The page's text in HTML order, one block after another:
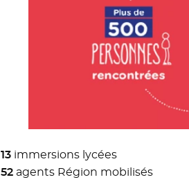
13 immersions lycées
52 agents Région mobilisés